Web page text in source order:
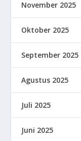
November 2025
Oktober 2025
September 2025
Agustus 2025
Juli 2025
Juni 2025